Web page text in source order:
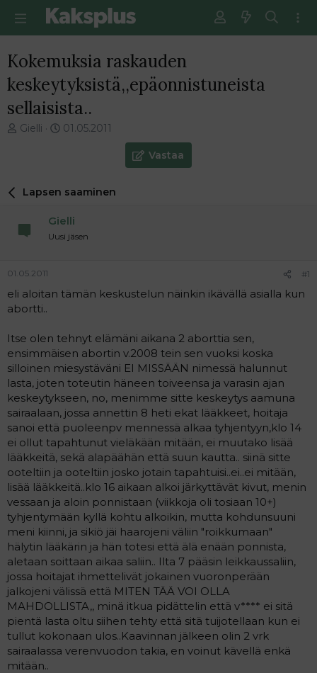
Kokemuksia raskauden
keskeytyksistä,,epäonnistuneista
sellaisista..
V
e
t
n
a
o
t
t
a
j
a
Gielli
E
m
i
n
i
i
01.05.2011
Vastaa
Lapsen saaminen
Gielli
Uusi jäsen
01.05.2011 #1
eli aloitan tämän keskustelun näinkin ikävällä asialla kun
abortti..
Itse olen tehnyt elämäni aikana 2 aborttia sen,
ensimmäisen abortin v.2008 tein sen vuoksi koska
silloinen miesystäväni EI MISSÄÄN nimessä halunnut
lasta, joten toteutin häneen toiveensa ja varasin ajan
keskeytykseen, no, menimme sitte keskeytys aamuna
sairaalaan, jossa annettin 8 heti ekat lääkkeet, hoitaja
sanoi että puoleenpv mennessä alkaa tyhjentyyn,klo 14
ei ollut tapahtunut vieläkään mitään, ei muutako lisää
lääkkeitä, sekä alapäähän että suun kautta.. siinä sitte
ooteltiin ja ooteltiin josko jotain tapahtuisi..ei..ei mitään,
lisää lääkkeitä..klo 16 aikaan alkoi järkyttävät kivut, menin
vessaan ja aloin ponnistaan (viikkoja oli tosiaan 10+)
tyhjentymään kyllä kohtu alkoikin, mutta kohdunsuuni
meni kiinni, ja sikiö jäi haarojeni väliin "roikkumaan"
hälytin lääkärin ja hän totesi että älä enään ponnista,
aletaan soittaan aikaa saliin.. Ilta 7 pääsin leikkaussaliin,
jossa hoitajat ihmettelivät jokainen vuoronperään
jalkojeni välissä että MITEN TÄÄ VOI OLLA
MAHDOLLISTA,, minä itkua pidättelin että v**** ei sitä
pientä lasta oltu siihen tehty että sitä tuijotellaan kun ei
tullut kokonaan ulos..Kaavinnan jälkeen olin 2 vrk
sairaalassa verenvuodon takia, en voinut kävellä enkä
mitään..